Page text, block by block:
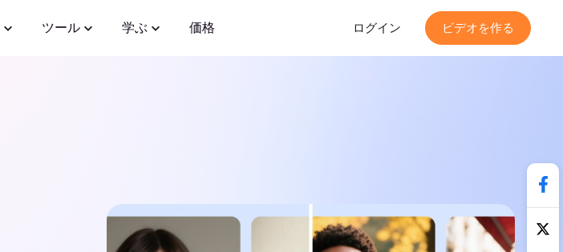
ツール 学ぶ 価格 ログイン ビデオを作る